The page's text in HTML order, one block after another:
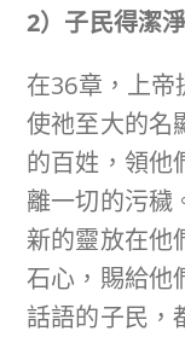
2）子民得潔
在36章，上
使祂至大的名
的百姓，領他
離一切的污穢
新的靈放在他
石心，賜給他
話語的子民，